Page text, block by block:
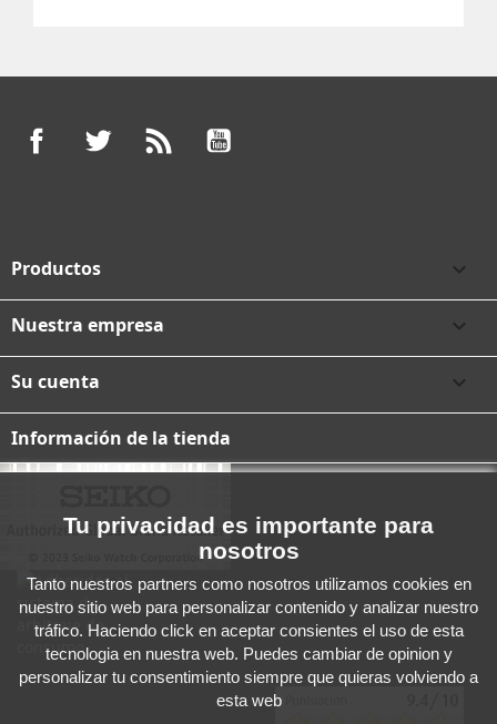
FacebookTwitter
Productos 
Nuestra empresa 
Su cuenta 
Información de la tienda
Tu privacidad es importante para
nosotros
Tanto nuestros partners como nosotros utilizamos cookies en
nuestro sitio web para personalizar contenido y analizar nuestro
tráfico. Haciendo click en aceptar consientes el uso de esta
tecnologia en nuestra web. Puedes cambiar de opinion y
personalizar tu consentimiento siempre que quieras volviendo a
esta web